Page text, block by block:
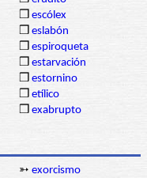
❒ escólex
❒ eslabón
❒ espiroqueta
❒ estarvación
❒ estornino
❒ etílico
❒ exabrupto
➳ exorcismo